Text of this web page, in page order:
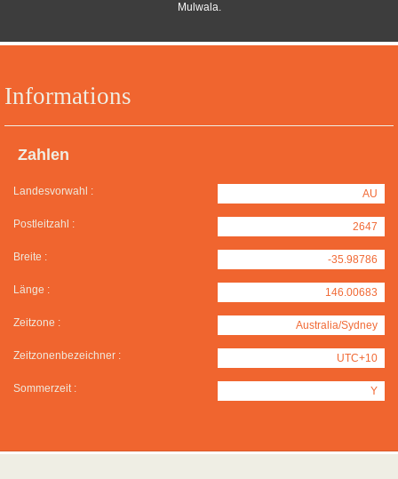
Informations
Zahlen
Landesvorwahl : AU
Postleitzahl : 2647
Breite : -35.98786
Länge : 146.00683
Zeitzone : Australia/Sydney
Zeitzonenbezeichner : UTC+10
Sommerzeit : Y
Mulwala.